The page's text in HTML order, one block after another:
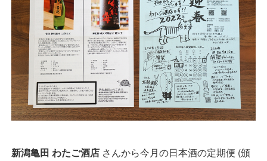
新潟亀田 わたご酒店 さんから今月の日本酒の定期便 (頒